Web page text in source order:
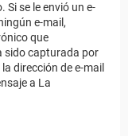
Si se le envió un e-
e-mail,
que
sido capturada por
dirección de e-mail
a La